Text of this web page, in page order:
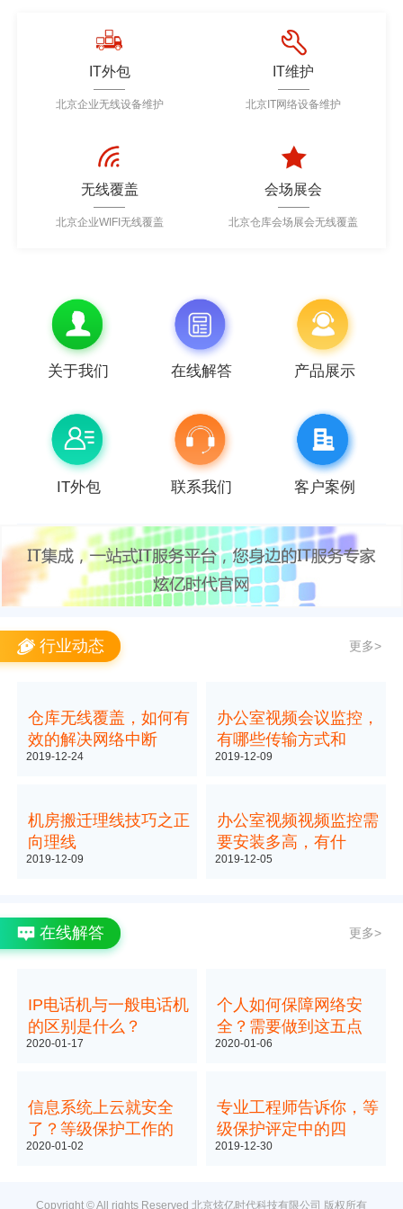
IT外包
北京企业无线设备维护
IT维护
北京IT网络设备维护
无线覆盖
北京企业WIFI无线覆盖
会场展会
北京仓库会场展会无线覆盖
关于我们 在线解答 产品展示
IT外包 联系我们 客户案例
行业动态 更多>
仓库无线覆盖，如何有
效的解决网络中断
2019-12-24
办公室视频会议监控，
有哪些传输方式和
2019-12-09
机房搬迁理线技巧之正
向理线
2019-12-09
办公室视频视频监控需
要安装多高，有什
2019-12-05
在线解答 更多>
IP电话机与一般电话机
的区别是什么？
2020-01-17
个人如何保障网络安
全？需要做到这五点
2020-01-06
信息系统上云就安全
了？等级保护工作的
2020-01-02
专业工程师告诉你，等
级保护评定中的四
2019-12-30
Copyright © All rights Reserved 北京炫亿时代科技有限公司 版权所有